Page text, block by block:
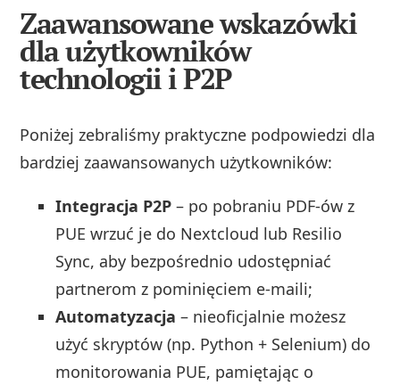
Zaawansowane wskazówki
dla użytkowników
technologii i P2P
Poniżej zebraliśmy praktyczne podpowiedzi dla
bardziej zaawansowanych użytkowników:
Integracja P2P – po pobraniu PDF‑ów z
PUE wrzuć je do Nextcloud lub Resilio
Sync, aby bezpośrednio udostępniać
partnerom z pominięciem e‑maili;
Automatyzacja – nieoficjalnie możesz
użyć skryptów (np. Python + Selenium) do
monitorowania PUE, pamiętając o